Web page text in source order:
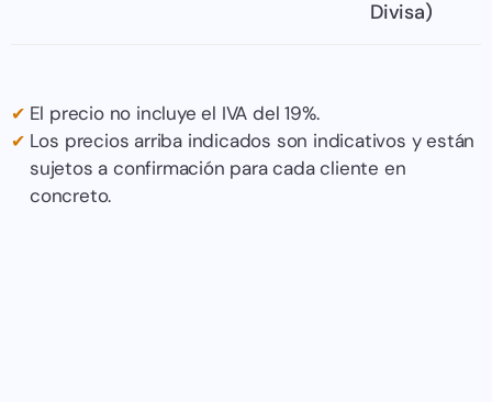
Divisa)
El precio no incluye el IVA del 19%.
Los precios arriba indicados son indicativos y están
sujetos a confirmación para cada cliente en
concreto.